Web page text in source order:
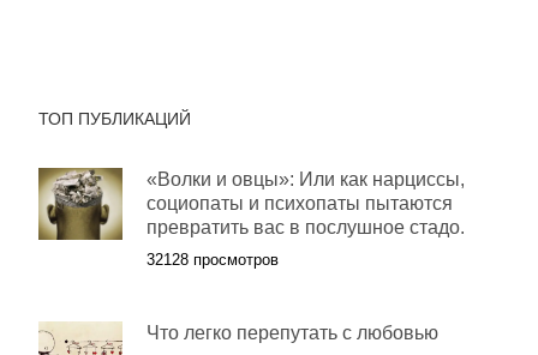
ТОП ПУБЛИКАЦИЙ
«Волки и овцы»: Или как нарциссы,
социопаты и психопаты пытаются
превратить вас в послушное стадо.
32128 просмотров
Что легко перепутать с любовью